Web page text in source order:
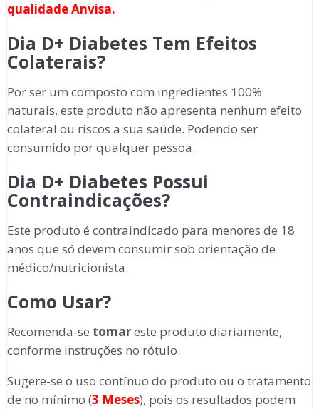
qualidade Anvisa.
Dia D+ Diabetes Tem Efeitos
Colaterais?
Por ser um composto com ingredientes 100%
naturais, este produto não apresenta nenhum efeito
colateral ou riscos a sua saúde. Podendo ser
consumido por qualquer pessoa.
Dia D+ Diabetes Possui
Contraindicações?
Este produto é contraindicado para menores de 18
anos que só devem consumir sob orientação de
médico/nutricionista.
Como Usar?
Recomenda-se tomareste produto diariamente,
conforme instruções no rótulo.
Sugere-se o uso contínuo do produto ou o tratamento
de no mínimo (3 Meses), pois os resultados podem